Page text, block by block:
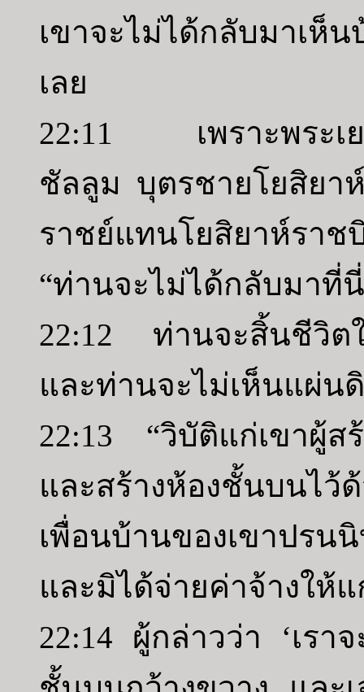
เขาจะไม่ได้กลับมาเห็
เลย
22:11 เพราะพระเย
ชัลลูม บุตรชายโยสิยา
ราชย์แทนโยสิยาห์รา
“ท่านจะไม่ได้กลับมาที่
22:12 ท่านจะสิ้นชีวิตใ
และท่านจะไม่เห็นแผ่น
22:13 “วิบัติแก่เขาผู้ส
และสร้างห้องชั้นบนไ
เพื่อนบ้านของเขาปรน
และมิได้จ่ายค่าจ้างให้แ
22:14 ผู้กล่าวว่า ‘เรา